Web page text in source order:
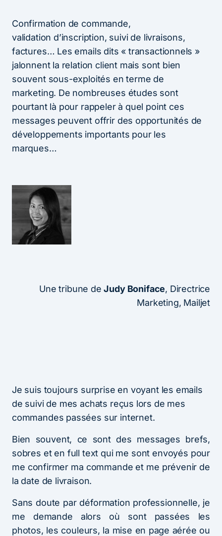
Confirmation de commande,
validation d’inscription, suivi de livraisons,
factures… Les emails dits « transactionnels »
jalonnent la relation client mais sont bien
souvent sous-exploités en terme de
marketing. De nombreuses études sont
pourtant là pour rappeler à quel point ces
messages peuvent offrir des opportunités de
développements importants pour les
marques…
Une tribune deJudy Boniface, Directrice
Marketing, Mailjet
Je suis toujours surprise en voyant les emails
de suivi de mes achats reçus lors de mes
commandes passées sur internet.
Bien souvent, ce sont des messages brefs,
sobres et en full text qui me sont envoyés pour
me confirmer ma commande et me prévenir de
la date de livraison.
Sans doute par déformation professionnelle, je
me demande alors où sont passées les
photos, les couleurs, la mise en page aérée ou